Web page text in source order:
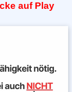
auf Play